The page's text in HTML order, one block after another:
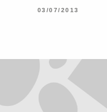
03/07/2013